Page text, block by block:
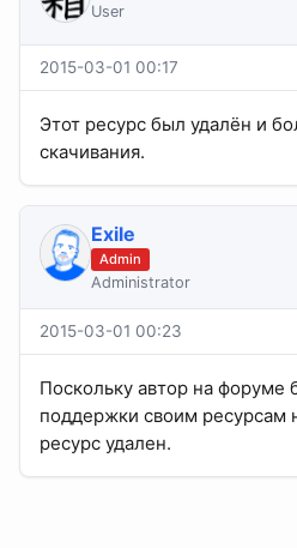
User
2015-03-01 00:17
Этот ресурс был удалён и
скачивания.
Exile
Admin
Administrator
2015-03-01 00:23
Поскольку автор на форуме
поддержки своим ресурсам
ресурс удален.